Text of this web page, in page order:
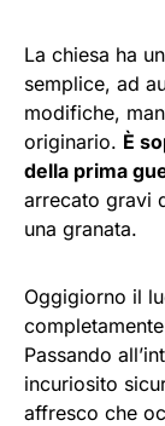
La chiesa ha
semplice, ad
modifiche,
originario. È
della prima
arrecato gravi
una granata.
Oggigiorno il
Passando
incuriosito
affresco che